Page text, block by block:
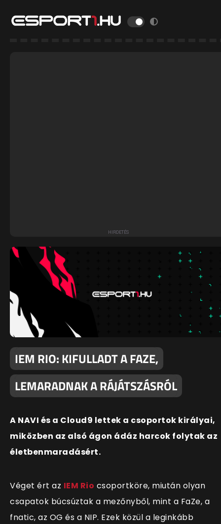
IEM RIO: KIFULLADT A FAZE,
LEMARADNAK A RÁJÁTSZÁSRÓL
A NAVI és a Cloud9 lettek a csoportok királyai,
miközben az alsó ágon ádáz harcok folytak az
életbenmaradásért.
Véget ért az IEM Rio csoportköre, miután olyan
csapatok búcsúztak a mezőnyből, mint a FaZe, a
fnatic, az OG és a NIP. Ezek közül a leginkább